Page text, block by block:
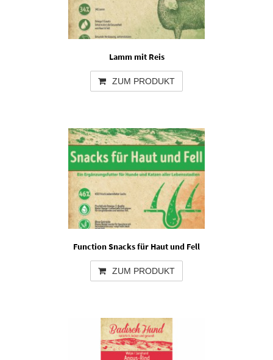
Lamm mit Reis
ZUM PRODUKT
Function Snacks für Haut und Fell
ZUM PRODUKT